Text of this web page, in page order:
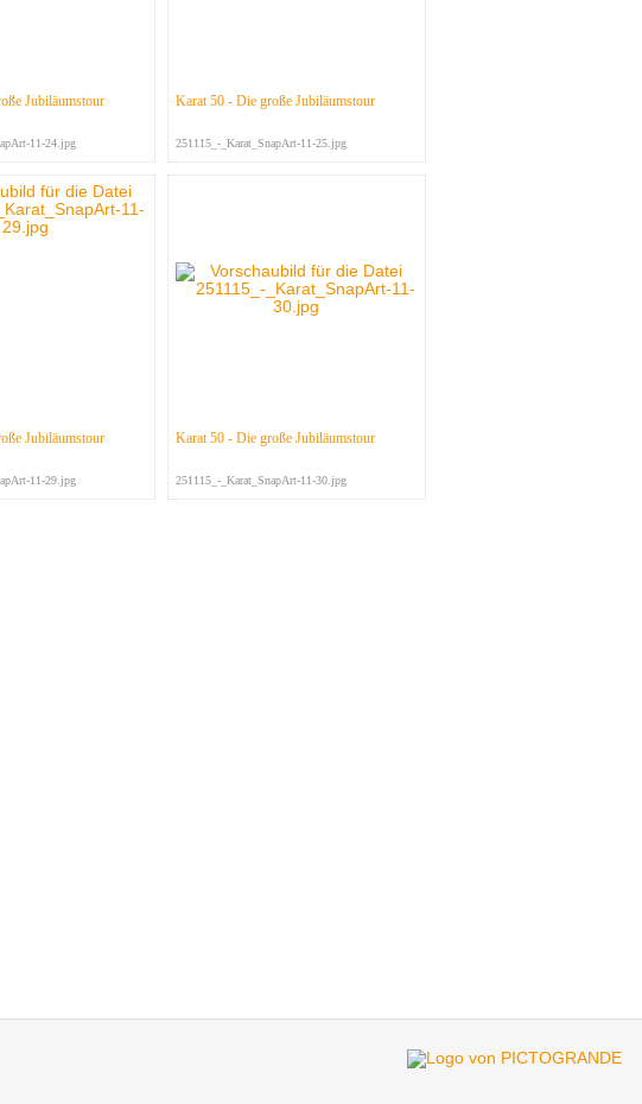
Jubiläumstour
11-24.jpg
Karat 50 - Die große Jubiläumstour
251115_-_Karat_SnapArt-11-25.jpg
Jubiläumstour
11-29.jpg
Karat 50 - Die große Jubiläumstour
251115_-_Karat_SnapArt-11-30.jpg